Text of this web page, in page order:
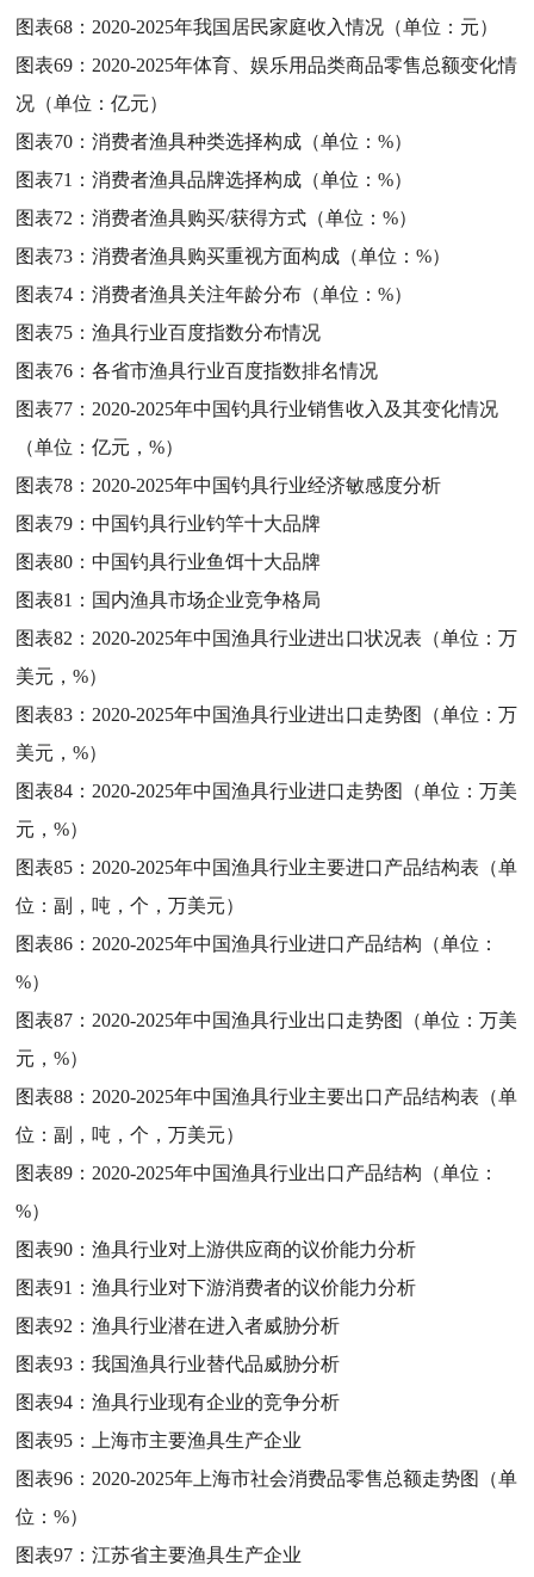
图表68： 2020-2025年我国居民家庭收入情况（单位：元）
图表69： 2020-2025年体育、娱乐用品类商品零售总额变化情
况（单位：亿元）
图表70：消费者渔具种类选择构成（单位：%）
图表71：消费者渔具品牌选择构成（单位：%）
图表72：消费者渔具购买/获得方式（单位：%）
图表73：消费者渔具购买重视方面构成（单位：%）
图表74：消费者渔具关注年龄分布（单位：%）
图表75：渔具行业百度指数分布情况
图表76：各省市渔具行业百度指数排名情况
图表77： 2020-2025年中国钓具行业销售收入及其变化情况
（单位：亿元，%）
图表78： 2020-2025年中国钓具行业经济敏感度分析
图表79：中国钓具行业钓竿十大品牌
图表80：中国钓具行业鱼饵十大品牌
图表81： 国内渔具市场企业竞争格局
图表82： 2020-2025年中国渔具行业进出口状况表（单位：万
美元，%）
图表83： 2020-2025年中国渔具行业进出口走势图（单位：万
美元，%）
图表84： 2020-2025年中国渔具行业进口走势图（单位：万美
元，%）
图表85： 2020-2025年中国渔具行业主要进口产品结构表（单
位：副，吨，个，万美元）
图表86： 2020-2025年中国渔具行业进口产品结构（单位：
%）
图表87： 2020-2025年中国渔具行业出口走势图（单位：万美
元，%）
图表88： 2020-2025年中国渔具行业主要出口产品结构表（单
位：副，吨，个，万美元）
图表89： 2020-2025年中国渔具行业出口产品结构（单位：
%）
图表90：渔具行业对上游供应商的议价能力分析
图表91：渔具行业对下游消费者的议价能力分析
图表92：渔具行业潜在进入者威胁分析
图表93：我国渔具行业替代品威胁分析
图表94：渔具行业现有企业的竞争分析
图表95：
上海市主要渔具生产企业
图表96： 2020-2025年上海市社会消费品零售总额走势图（单
位：%）
图表97：江苏省主要渔具生产企业